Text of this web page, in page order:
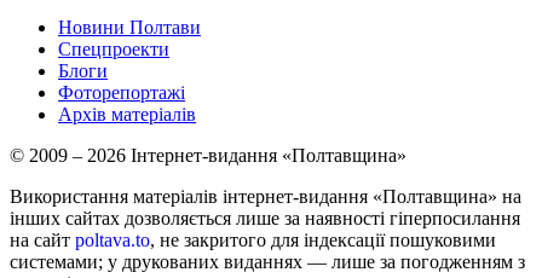
Новини Полтави
Спецпроекти
Блоги
Фоторепортажі
Архів матеріалів
© 2009 – 2026 Інтернет-видання «Полтавщина»
Використання матеріалів інтернет-видання «Полтавщина» на
інших сайтах дозволяється лише за наявності гіперпосилання
на сайт poltava.to, не закритого для індексації пошуковими
системами; у друкованих виданнях — лише за погодженням з